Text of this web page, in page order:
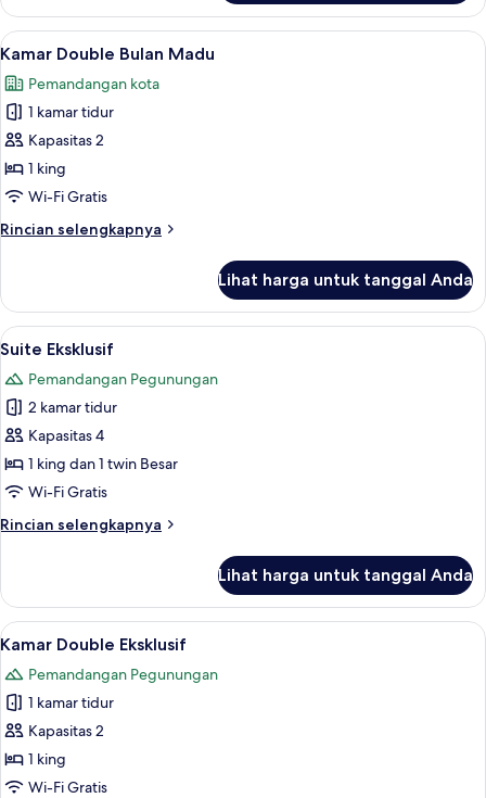
Kamar
Double
Eksekutif
Lihat
semua
foto
untuk
Kamar
Double
Bulan
Kamar Double Bulan Madu | Meja
7
Kamar Double Bulan Madu
Pemandangan kota
1 kamar tidur
Kapasitas 2
1 king
Wi-Fi Gratis
Rincian selengkapnya
Rincian
Kamar
Double
Bulan
Lihat harga untuk tanggal Anda
Lihat
semua
foto
untuk
Suite
Eksklusif
Suite Eksklusif | Meja kerja, tirai
9
Suite Eksklusif
Pemandangan Pegunungan
2 kamar tidur
Kapasitas 4
1 king dan 1 twin Besar
Wi-Fi Gratis
Rincian selengkapnya
Rincian
Suite
Eksklusif
Lihat harga untuk tanggal Anda
Lihat
semua
foto
untuk
Kamar
Double
Eksklusif
Kamar Double Eksklusif | Meja
10
Kamar Double Eksklusif
Pemandangan Pegunungan
1 kamar tidur
Kapasitas 2
1 king
Wi-Fi Gratis